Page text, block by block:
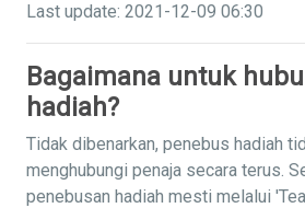
Last update: 2021-12-09 06:30
Bagaimana untuk
hadiah?
Tidak dibenarkan, penebus hadiah
menghubungi penaja secara terus.
penebusan hadiah mesti melalui